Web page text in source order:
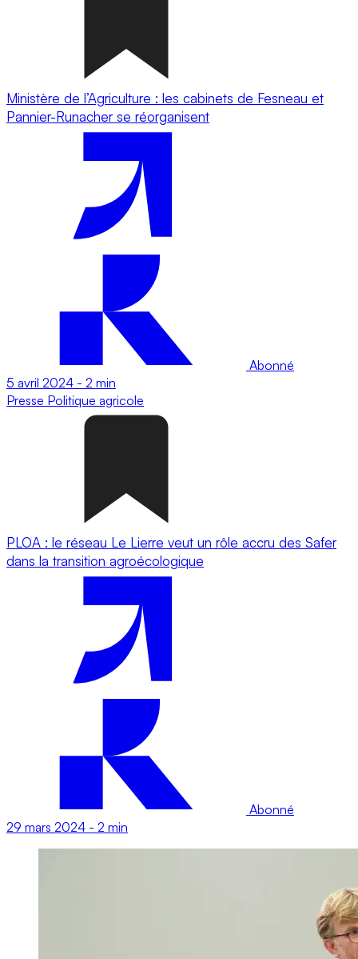
Ministère de l’Agriculture : les cabinets de Fesneau et
Pannier-Runacher se réorganisent
Abonné
5 avril 2024 - 2 min
Presse Politique agricole
PLOA : le réseau Le Lierre veut un rôle accru des Safer
dans la transition agroécologique
Abonné
29 mars 2024 - 2 min